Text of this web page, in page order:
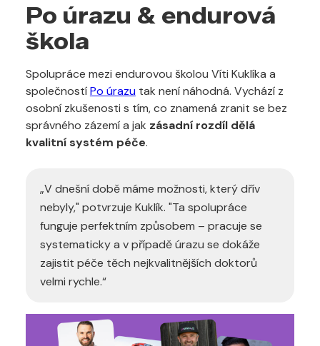
Po úrazu & endurová
škola
Spolupráce mezi endurovou školou Víti Kuklíka a
společnostíPo úrazutak není náhodná. Vychází z
osobní zkušenosti s tím, co znamená zranit se bez
správného zázemí a jak zásadní rozdíl dělá
kvalitní systém péče.
„V dnešní době máme možnosti, který dřív
nebyly," potvrzuje Kuklík. "Ta spolupráce
funguje perfektním způsobem – pracuje se
systematicky a v případě úrazu se dokáže
zajistit péče těch nejkvalitnějších doktorů
velmi rychle.“